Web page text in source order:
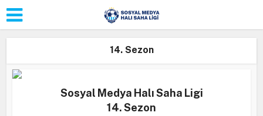
14. Sezon
Sosyal Medya Halı Saha Ligi
14. Sezon